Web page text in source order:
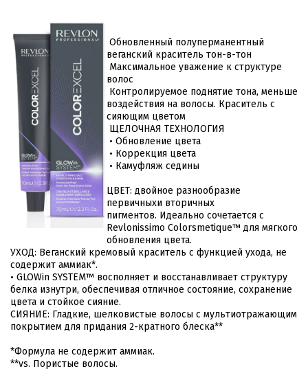
Обновленный полуперманентный
веганский краситель тон-в-тон
Максимальное уважение к структуре
волос
Контролируемое поднятие тона, меньше
воздействия на волосы. Краситель с
сияющим цветом
ЩЕЛОЧНАЯ ТЕХНОЛОГИЯ
• Обновление цвета
• Коррекция цвета
• Камуфляж седины
ЦВЕТ: двойное разнообразие
первичныхи вторичных
пигментов. Идеально сочетается с
Revlonissimo Colorsmetique™ для мягкого
обновления цвета.
УХОД: Веганский кремовый краситель с функцией ухода, не
содержит аммиак*.
• GLOWin SYSTEM™ восполняет и восстанавливает структуру
белка изнутри, обеспечивая отличное состояние, сохранение
цвета и стойкое сияние.
СИЯНИЕ: Гладкие, шелковистые волосы с мультиотражающим
покрытием для придания 2-кратного блеска**
*Формула не содержит аммиак.
**vs. Пористые волосы.